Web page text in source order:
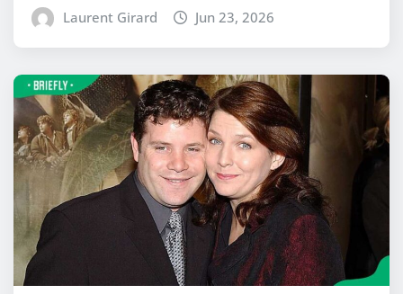
Laurent Girard Jun 23, 2026